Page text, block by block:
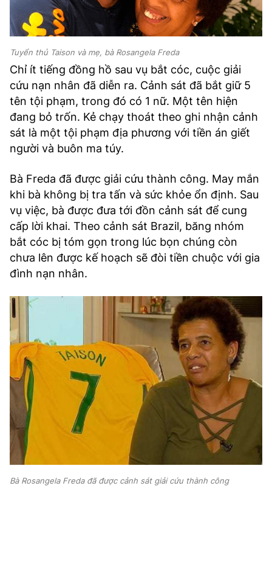
Tuyển thủ Taison và mẹ, bà Rosangela Freda
Chỉ ít tiếng đồng hồ sau vụ bắt cóc, cuộc giải
cứu nạn nhân đã diễn ra. Cảnh sát đã bắt giữ 5
tên tội phạm, trong đó có 1 nữ. Một tên hiện
đang bỏ trốn. Kẻ chạy thoát theo ghi nhận cảnh
sát là một tội phạm địa phương với tiền án giết
người và buôn ma túy.
Bà Freda đã được giải cứu thành công. May mắn
khi bà không bị tra tấn và sức khỏe ổn định. Sau
vụ việc, bà được đưa tới đồn cảnh sát để cung
cấp lời khai. Theo cảnh sát Brazil, băng nhóm
bắt cóc bị tóm gọn trong lúc bọn chúng còn
chưa lên được kế hoạch sẽ đòi tiền chuộc với gia
đình nạn nhân.
Bà Rosangela Freda đã được cảnh sát giải cứu thành công